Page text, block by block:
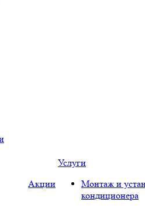
Акции
Услуги
Монтаж и
кондиционера